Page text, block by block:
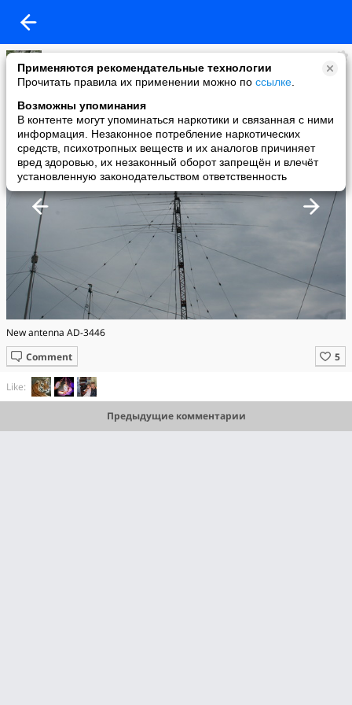
Применяются рекомендательные технологии
Прочитать правила их применении можно по ссылке
Возможны упоминания
В контенте могут упоминаться наркотики и связанная с ними
информация. Незаконное потребление наркотических
средств, психотропных веществ и их аналогов причиняет
вред здоровью, их незаконный оборот запрещён и влечёт
установленную законодательством ответственность
RW5C
added a photo
09 May в 11:52
New antenna AD-3446
Comment
Like:
Предыдущие комментарии